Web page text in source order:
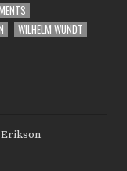
WILHELM WUNDT
Erikson